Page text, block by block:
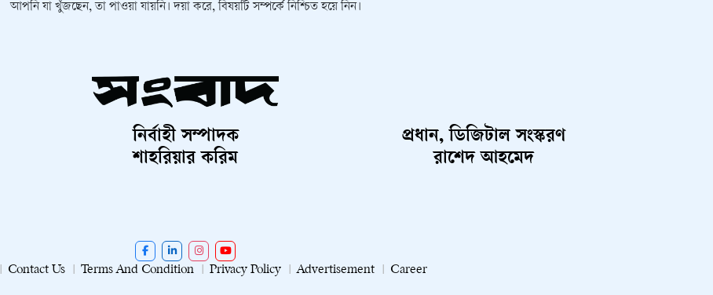
আপনি যা খুঁজছেন, তা পাওয়া যায়নি। দয়া করে, বিষয়টি সম্পর্কে নিশ্চিত হয়ে নিন।
নির্বাহী সম্পাদক
শাহরিয়ার করিম
প্রধান, ডিজিটাল সংস্করণ
রাশেদ আহমেদ
Contact Us Terms And Condition Privacy Policy Advertisement Career